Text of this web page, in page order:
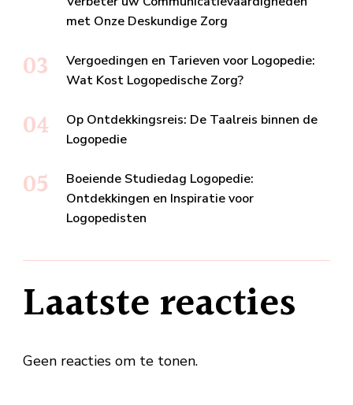
met Onze Deskundige Zorg
Vergoedingen en Tarieven voor Logopedie:
Wat Kost Logopedische Zorg?
Op Ontdekkingsreis: De Taalreis binnen de
Logopedie
Boeiende Studiedag Logopedie:
Ontdekkingen en Inspiratie voor
Logopedisten
Laatste reacties
Geen reacties om te tonen.